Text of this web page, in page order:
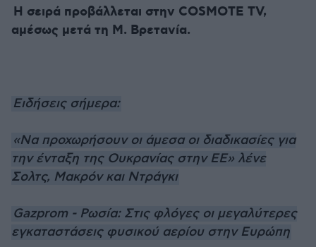
Η σειρά προβάλλεται στην COSMOTE TV,
αμέσως μετά τη Μ. Βρετανία.
Ειδήσεις σήμερα:
«Να προχωρήσουν οι άμεσα οι διαδικασίες για
την ένταξη της Ουκρανίας στην ΕΕ» λένε
Σολτς, Μακρόν και Ντράγκι
Gazprom - Ρωσία: Στις φλόγες οι μεγαλύτερες
εγκαταστάσεις φυσικού αερίου στην Ευρώπη